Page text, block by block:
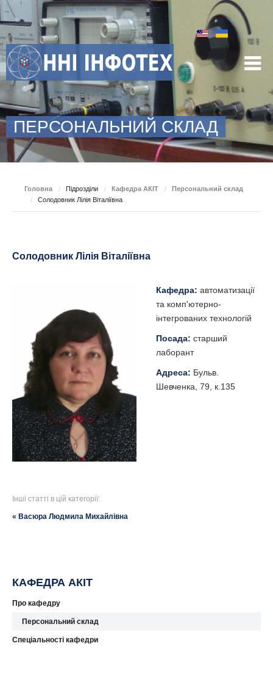
ПЕРСОНАЛЬНИЙ СКЛАД
Головна / Підрозділи / Кафедра АКІТ /
Персональний склад
/
Солодовник Лілія Віталіївна
Солодовник Лілія Віталіївна
Кафедра: автоматизації
та комп'ютерно-
інтегрованих технологій
Посада: старший
лаборант
Адреса: Бульв.
Шевченка, 79, к.135
Інші статті в цій категорії:
« Васюра Людмила Михайлівна
КАФЕДРА АКІТ
Про кафедру
Персональний склад
Спеціальності кафедри